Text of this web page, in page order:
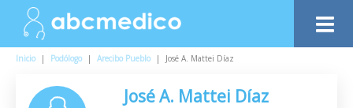
Inicio | Podólogo | Arecibo Pueblo | José A. Mattei Díaz
José A. Mattei Díaz